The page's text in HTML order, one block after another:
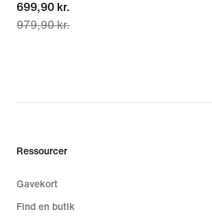
current
price
979,90 kr.
699,90 kr.
979,90 kr.
Ressourcer
Gavekort
Find en butik